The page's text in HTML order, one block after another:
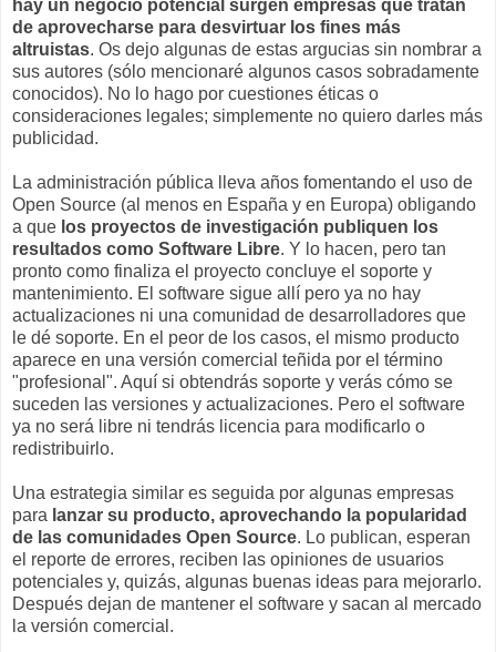
hay un negocio potencial surgen empresas que tratan
de aprovecharse para desvirtuar los fines más
altruistas. Os dejo algunas de estas argucias sin nombrar a
sus autores (sólo mencionaré algunos casos sobradamente
conocidos). No lo hago por cuestiones éticas o
consideraciones legales; simplemente no quiero darles más
publicidad.
La administración pública lleva años fomentando el uso de
Open Source (al menos en España y en Europa) obligando
a que los proyectos de investigación publiquen los
resultados como Software Libre. Y lo hacen, pero tan
pronto como finaliza el proyecto concluye el soporte y
mantenimiento. El software sigue allí pero ya no hay
actualizaciones ni una comunidad de desarrolladores que
le dé soporte. En el peor de los casos, el mismo producto
aparece en una versión comercial teñida por el término
"profesional". Aquí si obtendrás soporte y verás cómo se
suceden las versiones y actualizaciones. Pero el software
ya no será libre ni tendrás licencia para modificarlo o
redistribuirlo.
Una estrategia similar es seguida por algunas empresas
para lanzar su producto, aprovechando la popularidad
de las comunidades Open Source. Lo publican, esperan
el reporte de errores, reciben las opiniones de usuarios
potenciales y, quizás, algunas buenas ideas para mejorarlo.
Después dejan de mantener el software y sacan al mercado
la versión comercial.